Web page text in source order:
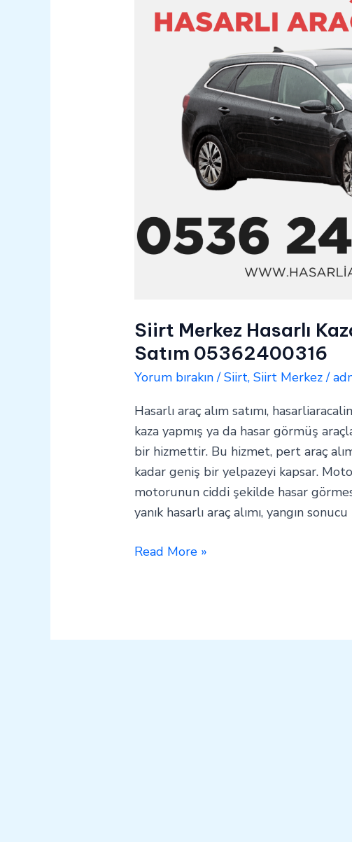
Siirt Merkez Hasarlı
Satım 05362400316
Yorum bırakın /Siirt,Siirt Merkez/
Hasarlı araç alım satımı,
kaza yapmış ya da hasar görmüş
bir hizmettir. Bu hizmet, pert araç
kadar geniş bir yelpazeyi kapsar.
motorunun ciddi şekilde hasar
yanık hasarlı araç alımı, yangın
Alım
Satım
Read More »